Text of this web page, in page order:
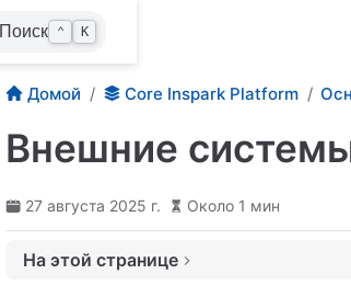
Поиск ⌃ K
Домой Core Inspark Platform
Внешние
27 августа 2025 г. Около 1 мин
На этой странице